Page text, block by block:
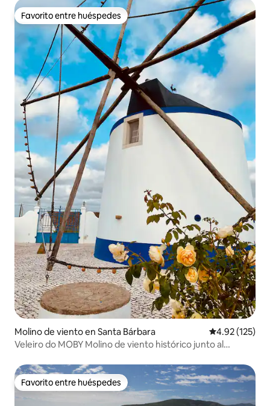
Favorito entre huéspedes
Favorito entre huéspedes
Molino de viento en Santa Bárbara Calificación
4.92 (125)
Veleiro do MOBY Molino de viento histórico junto al
Favorito entre huéspedes
Favorito entre huéspedes